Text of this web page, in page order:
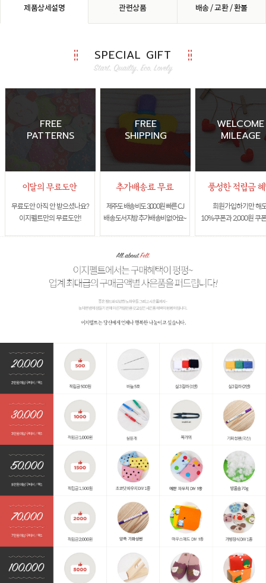
제품상세설명 관련상품 배송 / 교환 / 환불
SPECIAL GIFT
FREE
PATTERNS
무료도안 아직 안 받으셨나요?
이지펠트만의 무료도안!
FREE
SHIPPING
제주도 배송비도 3,000원 빠른 CJ
배송 도서지방 추가배송비 없어요~
WELCOME
MILEAGE
회원가입하기만 해
10%쿠폰과 2,000원 쿠